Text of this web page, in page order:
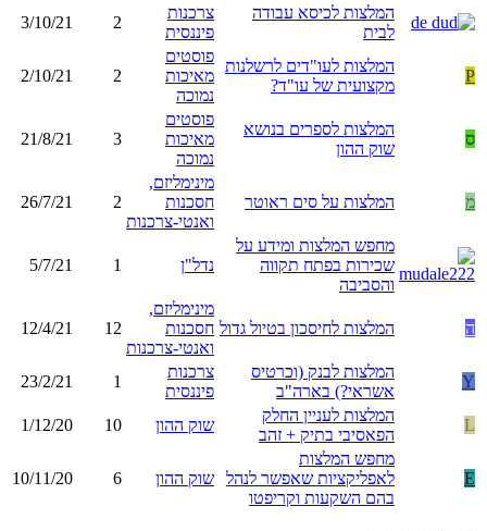
המלצות לכיסא עבודה
לבית
צרכנות
פיננסית
2
3/10/21
P
המלצות לעו"דים לרשלנות
מקצועית של עו"ד?
פוסטים
מאיכות
נמוכה
2
2/10/21
ס
המלצות לספרים בנושא
שוק ההון
פוסטים
מאיכות
נמוכה
3
21/8/21
מ המלצות על סים ראוטר
מינימליזם,
חסכנות
ואנטי-צרכנות
2
26/7/21
מחפש המלצות ומידע על
שכירות בפתח תקווה
והסביבה
נדל"ן 1
5/7/21
ה המלצות לחיסכון בטיול גדול
מינימליזם,
חסכנות
ואנטי-צרכנות
12
12/4/21
Y
המלצות לבנק (וכרטיס
אשראי?) בארה"ב
צרכנות
פיננסית
1
23/2/21
L
המלצות לעניין החלק
הפאסיבי בתיק + זהב
שוק ההון 10
1/12/20
E
מחפש המלצות
לאפליקציות שאפשר לנהל
בהם השקעות וקריפטו
שוק ההון 6
10/11/20